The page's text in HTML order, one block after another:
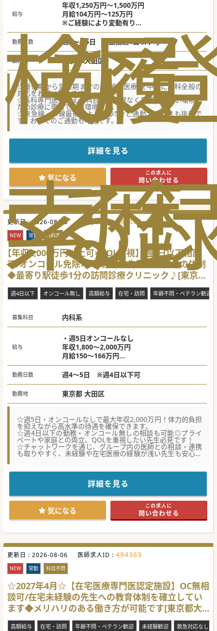
検
索
な
る
履
歴
給与
年収1,250万円～1,500万円
月給104万円～125万円
※ご経験により変動有り
※当直代別途支給
勤務日数 週4～4.5日 ※勤務週4日以下可
勤務地 東京都 大田区
☆慢性期から急性期までの“高齢者医療”を中心に内科全般の
対応をお願い致します。
☆各科専門医を揃え、科目間の垣根なく風通しが良い環境の
ため診療に専念できる環境です。
☆東急線、JR線最寄駅より徒歩5分と通勤アクセスも抜群で
す。お車でのご通勤も可能です。
開院よりおよそ100年を迎えるケアミックス病院で、
循環器内科・整形外科に強みを持つ綺麗な総合病院です。
一世紀に及び地域密着のジェネラルな医療を提供しながら
も、
特に循環器内科はCCUネットワークに加盟するなど、
地元地域を超えた医療サービスを提供しています。
#秋入職可
詳細を見る
気になる この求人に
問い合わせる
更新日 :2026-08-06 医師求人ID :731083
NEW 常勤 内科系
【年収2,000万円以上可×QOL重視】週4日以下相談
可/オンコール免除可/未経験の先生でも安心の体制
◆最寄り駅徒歩1分の訪問診療クリニック♪[東京都
大田区]
週4日以下 オンコール無し 高額給与 在宅・訪問 年齢不問・ベテラン歓迎
募集科目 内科系
給与
・週5日オンコールなし
年収1,800～2,000万円
月給150～166万円
・週4日オンコールなし
年収1,440～1,600万円
月給120万円～133万円
※上記以上の提示も相談可能
勤務日数 週4～5日 ※週4日以下可
勤務地 東京都 大田区
☆週5日・オンコールなしで最大年収2,000万円！体力的負担
を抑えながら高水準の待遇を確保できます。
☆週4日以下の勤務・オンコール無しの相談も可能◎プライ
ベートや家庭との両立、QOLを重視したい先生必見です！
☆チャットワークを通じ、グループ内の医師との相談・連携
も取りやすく、未経験や在宅医療の経験が浅い先生も安心し
て勤務できる環境です。
★☆コンサルタントからのメッセージ★☆
東急・池上線最寄駅より徒歩1分と好立地の訪問診療クリニ
内科プライマリ・ケア診療と併せて在宅医療に強みを持つ大
手グループの基盤を活かし、
地域ニーズの強い在宅医療を強化していくための増員募集で
多職種とのスムーズな連携はもちろん、在宅医療の普及や人
働きながら確かなスキルを身につけられます。
少しでもご興味がございましたら、お気軽にお問い合わせく
ださい♪
#秋入職可
詳細を見る
気になる この求人に
問い合わせる
更新日 : 2026-08-06 医師求人ID : 494363
NEW 常勤 科目不問
☆2027年4月☆【在宅医療専門医認定施設】OC無相
談可/在宅未経験の先生への教育体制を確立してい
ます◆メリハリのある働き方が可能です[東京都大
田区]
高額給与 在宅・訪問 年齢不問・ベテラン歓迎 未経験歓迎 救急対応なし